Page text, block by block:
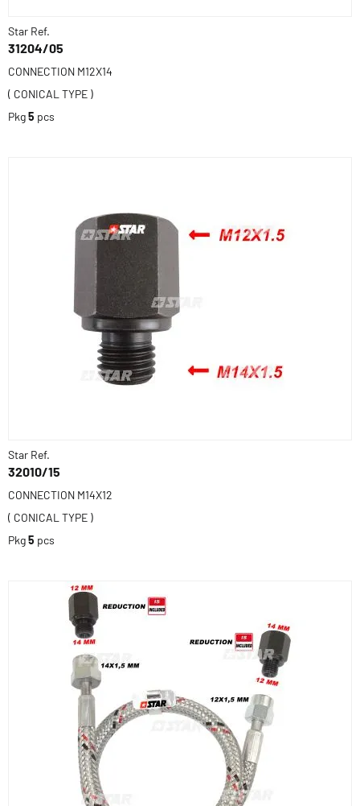
Star Ref.
31204/05
CONNECTION M12X14
( CONICAL TYPE )
Pkg5 pcs
Star Ref.
32010/15
CONNECTION M14X12
( CONICAL TYPE )
Pkg5 pcs